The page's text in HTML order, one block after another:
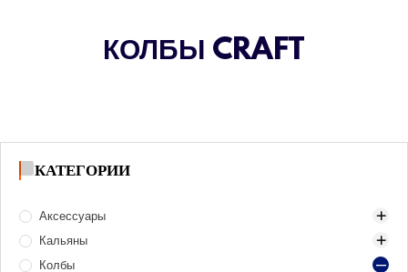
КОЛБЫ CRAFT
КАТЕГОРИИ
Аксессуары
Аксессуары для розжига угля
Банки для табака
Кальяны
Mini (Компактные)
Колбы